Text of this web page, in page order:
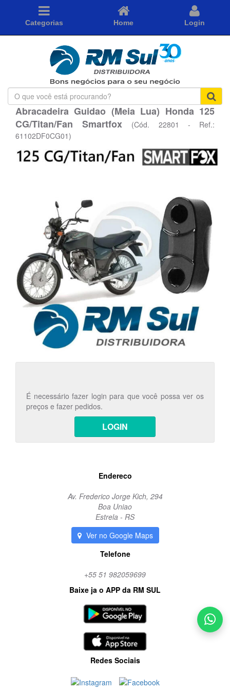
Categorias Home Login
O
que
você
está
procurando?
Abracadeira Guidao (Meia Lua) Honda 125
CG/Titan/Fan Smartfox
(Cód. 22801 - Ref.:
61102DF0CG01)
É necessário fazer login para que você possa ver os
preços e fazer pedidos.
LOGIN
Endereco
Av. Frederico Jorge Kich, 294
Boa Uniao
Estrela - RS
Ver no Google Maps
Telefone
+55 51 982059699
Baixe ja o APP da RM SUL
Redes Sociais